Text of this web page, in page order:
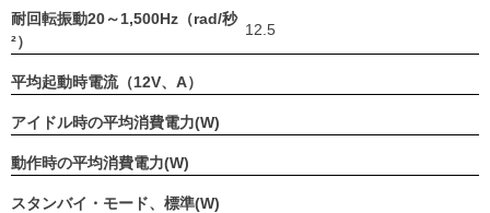
耐回転振動20～1,500Hz（rad/秒
²）
12.5
平均起動時電流（12V、A）
アイドル時の平均消費電力(W)
動作時の平均消費電力(W)
スタンバイ・モード、標準(W)